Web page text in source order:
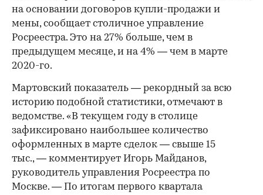
на основании договоров купли-продажи и
мены, сообщает столичное управление
Росреестра. Это на 27% больше, чем в
предыдущем месяце, и на 4% — чем в марте
2020-го.
Мартовский показатель — рекордный за всю
историю подобной статистики, отмечают в
ведомстве. «В текущем году в столице
зафиксировано наибольшее количество
оформленных в марте сделок — свыше 15
тыс., — комментирует Игорь Майданов,
руководитель управления Росреестра по
Москве. — По итогам первого квартала